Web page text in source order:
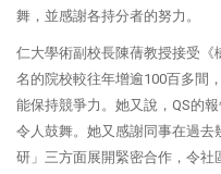
舞，並感謝各持分者的努力。
仁大學術副校長陳蒨教授接受《
名的院校較往年增逾100百多間
能保持競爭力。她又說，QS的
令人鼓舞。她又感謝同事在過
研」三方面展開緊密合作，令社